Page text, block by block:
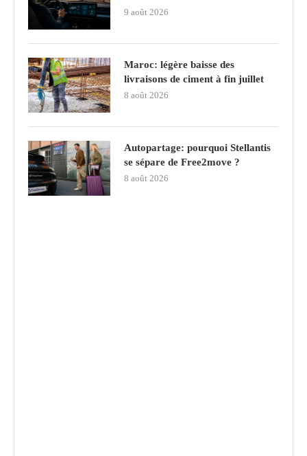
9 août 2026
Maroc: légère baisse des
livraisons de ciment à fin juillet
8 août 2026
Autopartage: pourquoi Stellantis
se sépare de Free2move ?
8 août 2026